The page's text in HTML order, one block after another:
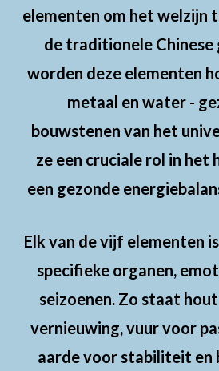
elementen om het welzijn
de traditionele Chinese
worden deze elementen
metaal en water -
bouwstenen van het
ze een cruciale rol in het
een gezonde
Elk van de vijf elementen
specifieke organen,
seizoenen. Zo staat
vernieuwing, vuur voor
aarde voor stabiliteit en